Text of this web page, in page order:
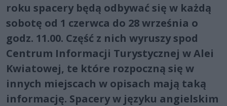
roku spacery będą odbywać się w każdą
sobotę od 1 czerwca do 28 września o
godz. 11.00. Część z nich wyruszy spod
Centrum Informacji Turystycznej w Alei
Kwiatowej, te które rozpoczną się w
innych miejscach w opisach mają taką
informację. Spacery w języku angielskim